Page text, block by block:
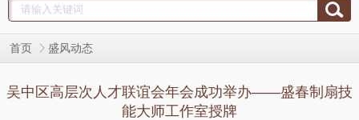
首页 盛风动态
吴中区高层次人才联谊会年会成功举办——盛春制扇技
能大师工作室授牌